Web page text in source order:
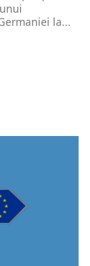
la...